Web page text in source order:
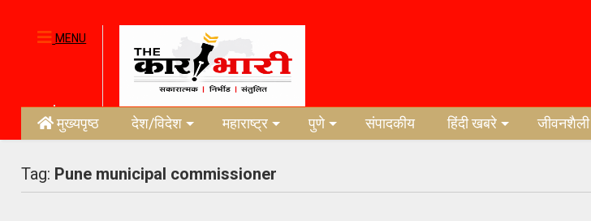
MENU
मुख्यपृष्ठ देश/विदेश महाराष्ट्र पुणे संपादकीय हिंदी खबरे जीवनशैली
Tag: Pune municipal commissioner